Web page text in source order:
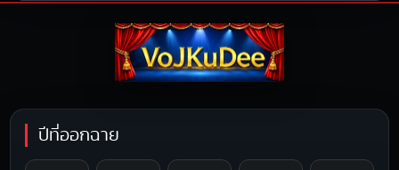
ปีที่ออกฉาย